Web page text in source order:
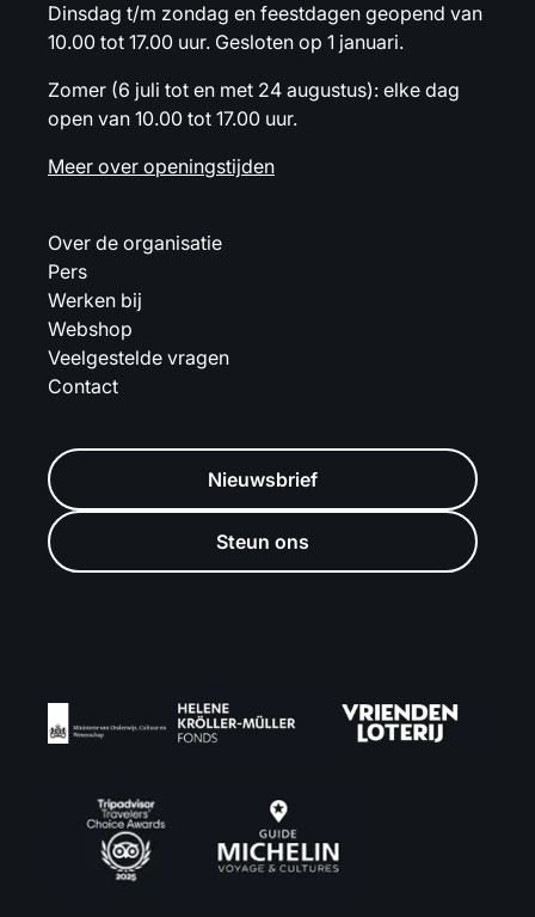
Dinsdag t/m zondag en feestdagen geopend van
10.00 tot 17.00 uur. Gesloten op 1 januari.
Zomer (6 juli tot en met 24 augustus): elke dag
open van 10.00 tot 17.00 uur.
Meer over openingstijden
Over de organisatie
Pers
Werken bij
Webshop
Veelgestelde vragen
Contact
Nieuwsbrief
Steun ons